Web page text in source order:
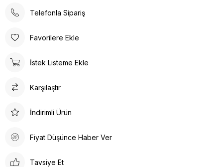
Telefonla Sipariş
Favorilere Ekle
İstek Listeme Ekle
Karşılaştır
İndirimli Ürün
Fiyat Düşünce Haber Ver
Tavsiye Et